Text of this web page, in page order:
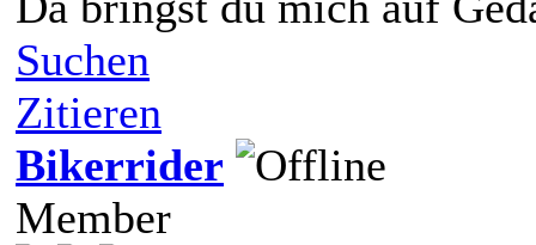
Suchen
Zitieren
Bikerrider
Member